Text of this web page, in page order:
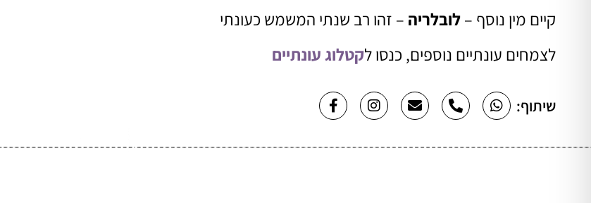
קיים מין נוסף –לובלריה – זהו רב שנתי המשמש כעונתי
לצמחים עונתיים נוספים, כנסו לקטלוג עונתיים
שיתוף: